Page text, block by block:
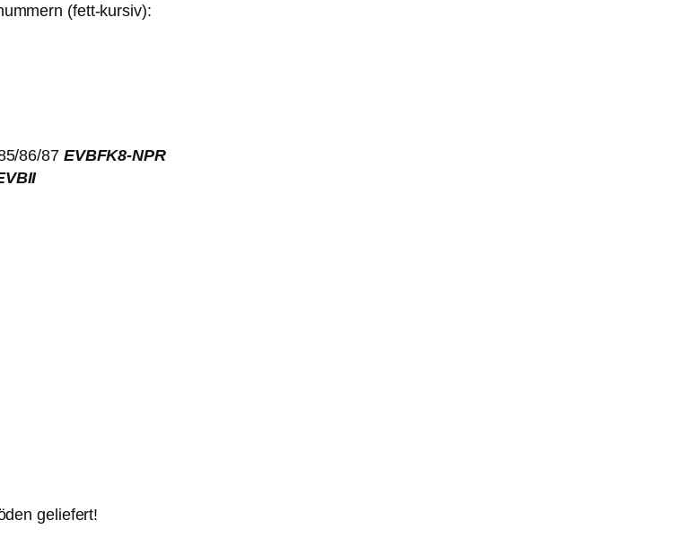
(fett-kursiv):
86/87 EVBFK8-NPR
geliefert!